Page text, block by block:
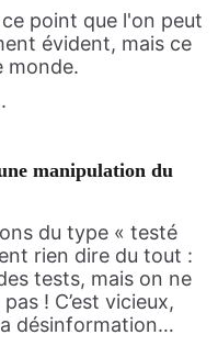
point que l'on peut
évident, mais ce
monde.
manipulation du
du type « testé
rien dire du tout :
tests, mais on ne
! C’est vicieux,
désinformation…